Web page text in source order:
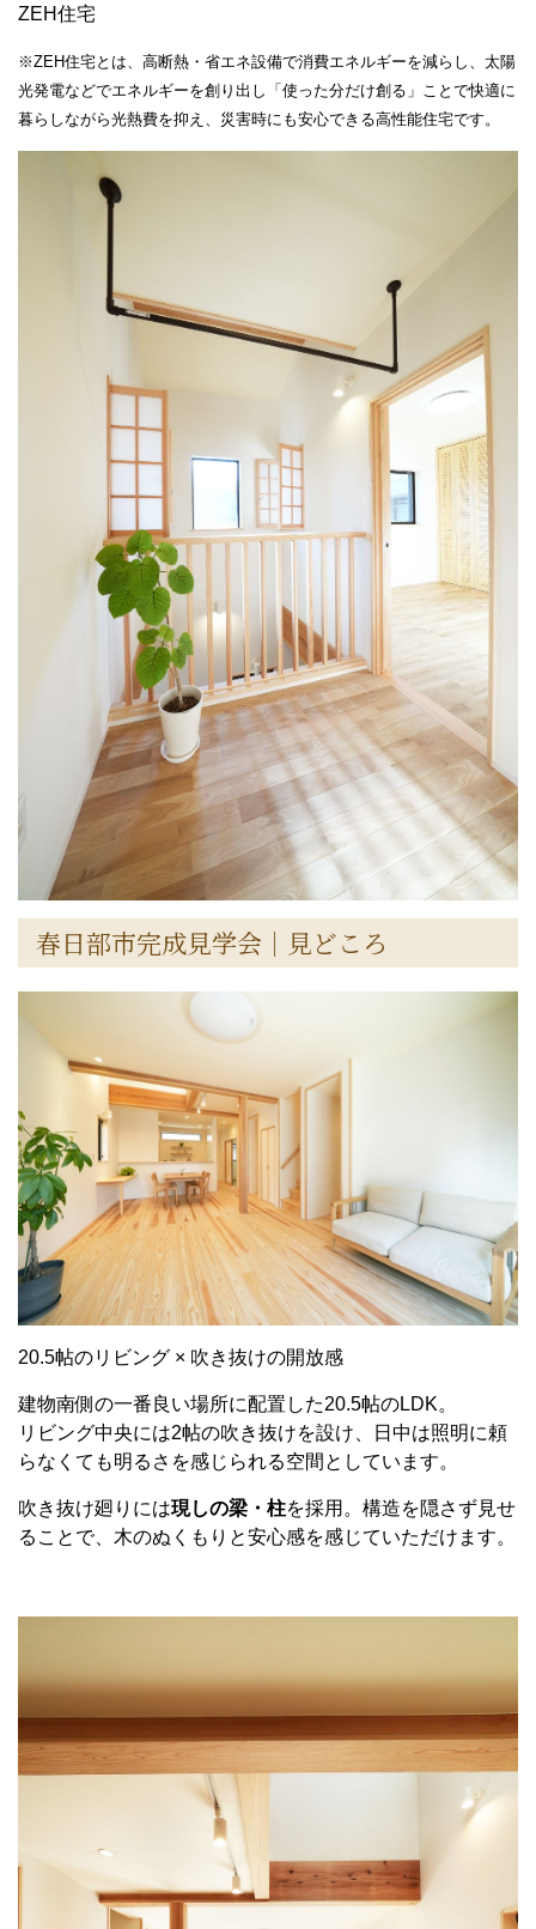
ZEH住宅
※ZEH住宅とは、高断熱・省エネ設備で消費エネルギーを減らし、太陽
光発電などでエネルギーを創り出し「使った分だけ創る」ことで快適に
暮らしながら光熱費を抑え、災害時にも安心できる高性能住宅です。
春日部市完成見学会｜見どころ
20.5帖のリビング × 吹き抜けの開放感
建物南側の一番良い場所に配置した20.5帖のLDK。
リビング中央には2帖の吹き抜けを設け、日中は照明に頼
らなくても明るさを感じられる空間としています。
吹き抜け廻りには現しの梁・柱を採用。構造を隠さず見せ
ることで、木のぬくもりと安心感を感じていただけます。